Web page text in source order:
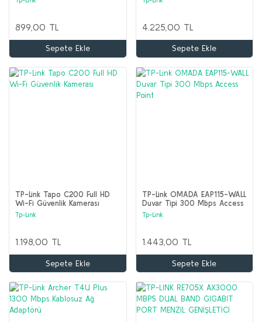
899,00 TL
Sepete Ekle
4.225,00 TL
Sepete Ekle
TP-Link Tapo C200 Full HD
Wi-Fi Güvenlik Kamerası
Tp-Link
1.198,00 TL
Sepete Ekle
TP-Link OMADA EAP115-WALL
Duvar Tipi 300 Mbps Access
Point
Tp-Link
1.443,00 TL
Sepete Ekle